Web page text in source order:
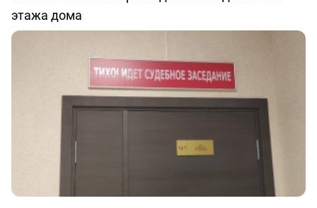
этажа дома